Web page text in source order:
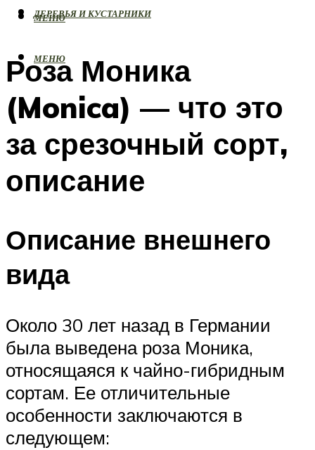
ДЕРЕВЬЯ И КУСТАРНИКИ
МЕНЮ
МЕНЮ
Роза Моника
(Monica) — что это
за срезочный сорт,
описание
Описание внешнего
вида
Около 30 лет назад в Германии
была выведена роза Моника,
относящаяся к чайно-гибридным
сортам. Ее отличительные
особенности заключаются в
следующем: